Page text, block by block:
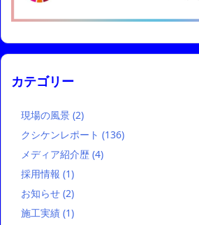
カテゴリー
現場の風景 (2)
クシケンレポート (136)
メディア紹介歴 (4)
採用情報 (1)
お知らせ (2)
施工実績 (1)